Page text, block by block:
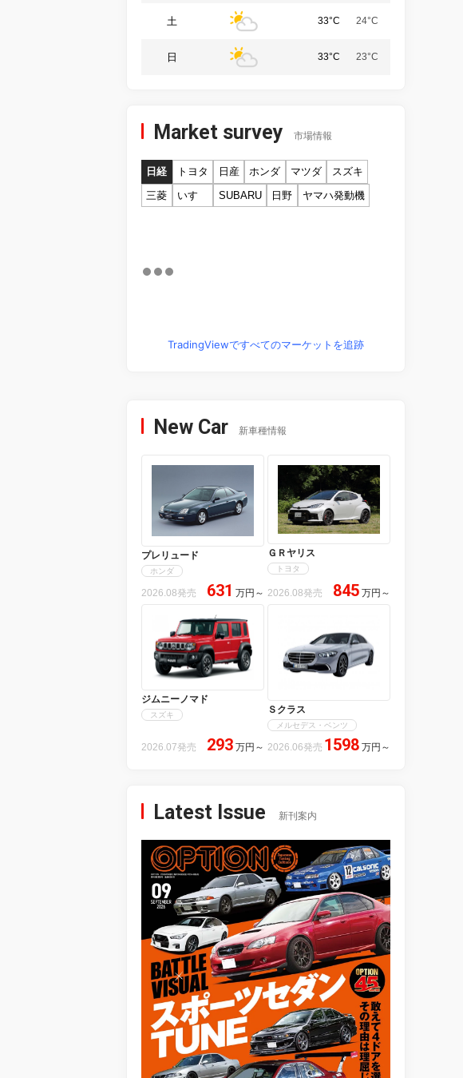
土 33°C 24°C
日 33°C 23°C
Market survey 市場情報
日経 トヨタ 日産 ホンダ マツダ
スズキ
三菱
いすゞ SUBARU 日野 ヤマハ発動機
TradingViewですべてのマーケットを追跡
New Car 新車種情報
プレリュード
ホンダ
2026.08発売 631 万円 ～
ＧＲヤリス
トヨタ
2026.08発売 845 万円 ～
ジムニーノマド
スズキ
2026.07発売 293 万円 ～
Ｓクラス
メルセデス・ベンツ
2026.06発売 1598 万円 ～
Latest Issue 新刊案内